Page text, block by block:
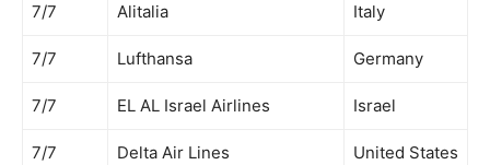
7/7 Alitalia Italy
7/7 Lufthansa Germany
7/7 EL AL Israel Airlines Israel
7/7 Delta Air Lines United States